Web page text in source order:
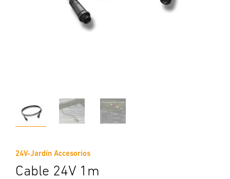
24V-Jardín Accesorios
Cable 24V 1m